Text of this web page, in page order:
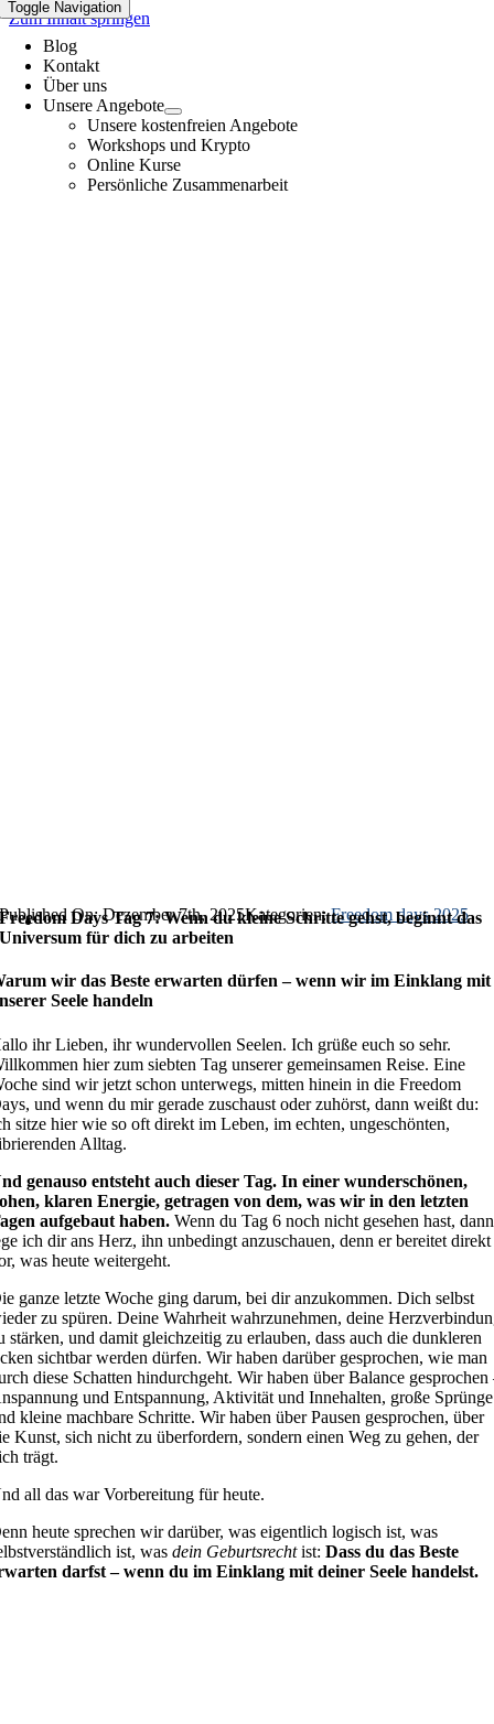
Zum Inhalt springen
Toggle Navigation
Blog
Kontakt
Über uns
Unsere Angebote
Unsere kostenfreien Angebote
Workshops und Krypto
Online Kurse
Persönliche Zusammenarbeit
Published On: Dezember 7th, 2025Kategorien:Freedom days 2025
Freedom Days Tag 7: Wenn du kleine Schritte gehst, beginnt das
Universum für dich zu arbeiten
wir das Beste erwarten dürfen – wenn wir im Einklang mit
Seele handeln
ihr Lieben, ihr wundervollen Seelen. Ich grüße euch so sehr.
hier zum siebten Tag unserer gemeinsamen Reise. Eine
sind wir jetzt schon unterwegs, mitten hinein in die Freedom
und wenn du mir gerade zuschaust oder zuhörst, dann weißt du:
sitze hier wie so oft direkt im Leben, im echten, ungeschönten,
Alltag.
genauso entsteht auch dieser Tag. In einer wunderschönen,
klaren Energie, getragen von dem, was wir in den letzten
aufgebaut haben. Wenn du Tag 6 noch nicht gesehen hast, dann
ich dir ans Herz, ihn unbedingt anzuschauen, denn er bereitet direkt
was heute weitergeht.
ganze letzte Woche ging darum, bei dir anzukommen. Dich selbst
zu spüren. Deine Wahrheit wahrzunehmen, deine
stärken, und damit gleichzeitig zu erlauben, dass auch die dunkleren
sichtbar werden dürfen. Wir haben darüber gesprochen, wie man
diese Schatten hindurchgeht. Wir haben über Balance gesprochen
und Entspannung, Aktivität und Innehalten, große Sprünge
kleine machbare Schritte. Wir haben über Pausen gesprochen, über
Kunst, sich nicht zu überfordern, sondern einen Weg zu gehen, der
trägt.
all das war Vorbereitung für heute.
heute sprechen wir darüber, was eigentlich logisch ist, was
ist, wasdein Geburtsrechtist:Dass du das Beste
darfst – wenn du im Einklang mit deiner Seele handelst.